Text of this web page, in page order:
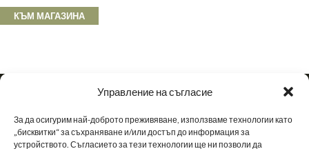
Управление на съгласие
За да осигурим най-доброто преживяване, използваме технологии като
„бисквитки“ за съхраняване и/или достъп до информация за
устройството. Съгласието за тези технологии ще ни позволи да
КЪМ МАГАЗИНА